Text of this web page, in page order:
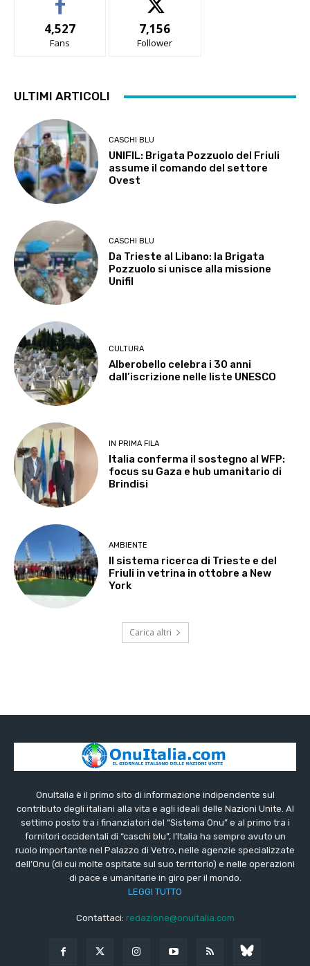
4,527
Fans
7,156
Follower
ULTIMI ARTICOLI
CASCHI BLU
UNIFIL: Brigata Pozzuolo del Friuli
assume il comando del settore
Ovest
CASCHI BLU
Da Trieste al Libano: la Brigata
Pozzuolo si unisce alla missione
Unifil
CULTURA
Alberobello celebra i 30 anni
dall’iscrizione nelle liste UNESCO
IN PRIMA FILA
Italia conferma il sostegno al WFP:
focus su Gaza e hub umanitario di
Brindisi
AMBIENTE
Il sistema ricerca di Trieste e del
Friuli in vetrina in ottobre a New
York
Carica altri
OnuItalia è il primo sito di informazione indipendente sul
contributo degli italiani alla vita e agli ideali delle Nazioni Unite. Al
settimo posto tra i finanziatori del “Sistema Onu” e al primo tra i
fornitori occidentali di “caschi blu”, l’Italia ha sempre avuto un
ruolo importante nel Palazzo di Vetro, nelle agenzie specializzate
dell’Onu (di cui molte ospitate sul suo territorio) e nelle operazioni
di pace e umanitarie in giro per il mondo.
LEGGI TUTTO
Contattaci: redazione@onuitalia.com